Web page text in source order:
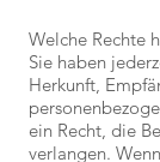
Welche Rechte
Sie haben
Herkunft,
ein Recht, die
verlangen.